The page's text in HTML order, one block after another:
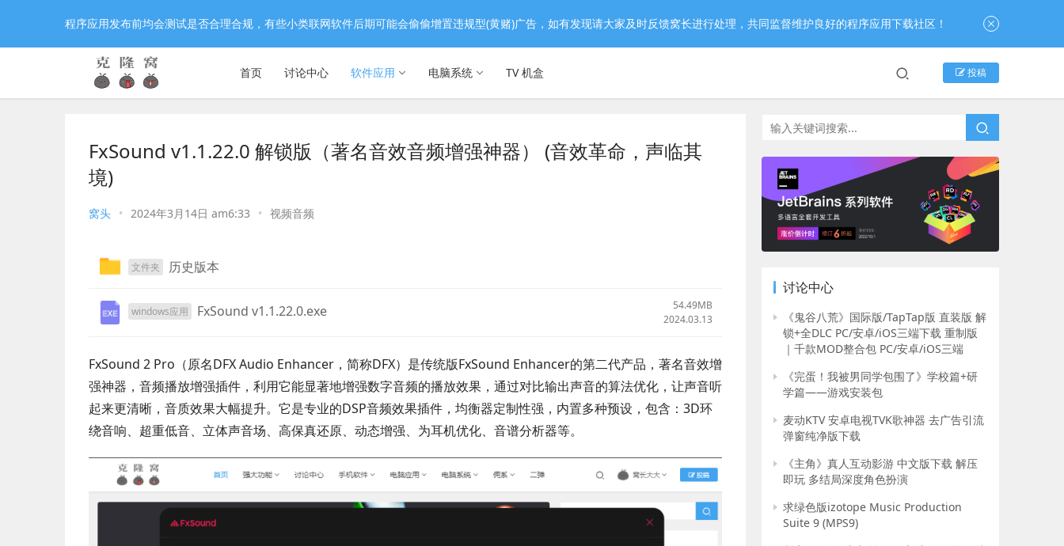
首页 讨论中心 软件应用 电脑系统 TV 机盒 投稿
FxSound v1.1.22.0 解锁版（著名音效音频增强神器） (音效革命，声临其
境)
窝头 • 2024年3月14日 am6:33 • 视频音频
文件夹 历史版本
windows应用 FxSound v1.1.22.0.exe
54.49MB
2024.03.13
FxSound 2 Pro（原名DFX Audio Enhancer，简称DFX）是传统版FxSound Enhancer的第二代产品，著名音效增
强神器，音频播放增强插件，利用它能显著地增强数字音频的播放效果，通过对比输出声音的算法优化，让声音听
起来更清晰，音质效果大幅提升。它是专业的DSP音频效果插件，均衡器定制性强，内置多种预设，包含：3D环
绕音响、超重低音、立体声音场、高保真还原、动态增强、为耳机优化、音谱分析器等。
讨论中心
《鬼谷八荒》国际版/TapTap版 直装版 解
锁+全DLC PC/安卓/iOS三端下载 重制版
｜千款MOD整合包 PC/安卓/iOS三端
《完蛋！我被男同学包围了》学校篇+研
学篇——游戏安装包
麦动KTV 安卓电视TVK歌神器 去广告引流
弹窗纯净版下载
《主角》真人互动影游 中文版下载 解压
即玩 多结局深度角色扮演
求绿色版izotope Music Production
Suite 9 (MPS9)
程序应用发布前均会测试是否合理合规，有些小类联网软件后期可能会偷偷增置违规型(黄赌)广告，如有发现请大家及时反馈窝长进行处理，共同监督维护良好的程序应用下载社区！